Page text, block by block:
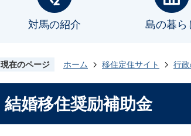
対馬の紹介 島の暮ら
現在のページ ホーム 移住定住サイト 行
結婚移住奨励補助金